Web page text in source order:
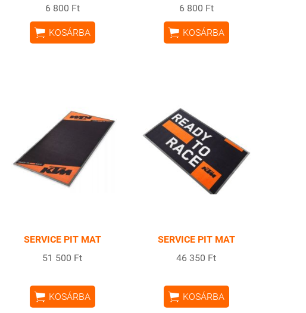
6 800 Ft
 KOSÁRBA
6 800 Ft
 KOSÁRBA
SERVICE PIT MAT
51 500 Ft
 KOSÁRBA
SERVICE PIT MAT
46 350 Ft
 KOSÁRBA